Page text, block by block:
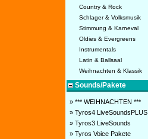
Country & Rock
Schlager & Volksmusik
Stimmung & Karneval
Oldies & Evergreens
Instrumentals
Latin & Ballsaal
Weihnachten & Klassik
Sounds/Pakete
» *** WEIHNACHTEN ***
» Tyros4 LiveSoundsPLUS
» Tyros3 LiveSounds
» Tyros Voice Pakete